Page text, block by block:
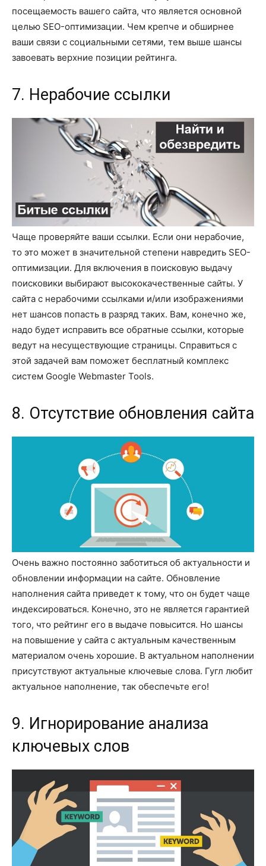
посещаемость вашего сайта, что является основной
целью SEO-оптимизации. Чем крепче и обширнее
ваши связи с социальными сетями, тем выше шансы
завоевать верхние позиции рейтинга.
7. Нерабочие ссылки
Чаще проверяйте ваши ссылки. Если они нерабочие,
то это может в значительной степени навредить SEO-
оптимизации. Для включения в поисковую выдачу
поисковики выбирают высококачественные сайты. У
сайта с нерабочими ссылками и/или изображениями
нет шансов попасть в разряд таких. Вам, конечно же,
надо будет исправить все обратные ссылки, которые
ведут на несуществующие страницы. Справиться с
этой задачей вам поможет бесплатный комплекс
систем Google Webmaster Tools.
8. Отсутствие обновления сайта
Очень важно постоянно заботиться об актуальности и
обновлении информации на сайте. Обновление
наполнения сайта приведет к тому, что он будет чаще
индексироваться. Конечно, это не является гарантией
того, что рейтинг его в выдаче повысится. Но шансы
на повышение у сайта с актуальным качественным
материалом очень хорошие. В актуальном наполнении
присутствуют актуальные ключевые слова. Гугл любит
актуальное наполнение, так обеспечьте его!
9. Игнорирование анализа
ключевых слов